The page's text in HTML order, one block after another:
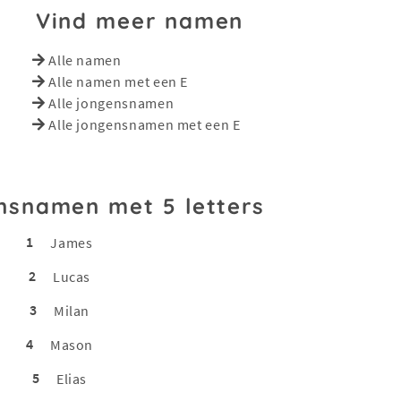
Vind meer namen
Alle namen
Alle namen met een E
Alle jongensnamen
Alle jongensnamen met een E
met 5 letters
1
James
2
Lucas
3
Milan
4
Mason
5
Elias